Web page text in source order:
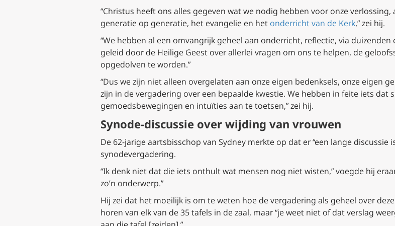
“Christus heeft ons alles gegeven wat we nodig hebben voor onze
generatie op generatie, het evangelie en het onderricht van de Kerk,” zei hij.
“We hebben al een omvangrijk geheel aan onderricht, reflectie, via
geleid door de Heilige Geest over allerlei vragen om ons te helpen, de
opgedolven te worden.”
“Dus we zijn niet alleen overgelaten aan onze eigen bedenksels, onze eigen
zijn in de vergadering over een bepaalde kwestie. We hebben in feite iets dat
gemoedsbewegingen en intuïties aan te toetsen,” zei hij.
Synode-discussie over wijding van vrouwen
De 62-jarige aartsbisschop van Sydney merkte op dat er “een lange discussie
synodevergadering.
“Ik denk niet dat die iets onthult wat mensen nog niet wisten,” voegde hij
zo’n onderwerp.”
Hij zei dat het moeilijk is om te weten hoe de vergadering als geheel over
horen van elk van de 35 tafels in de zaal, maar “je weet niet of dat verslag